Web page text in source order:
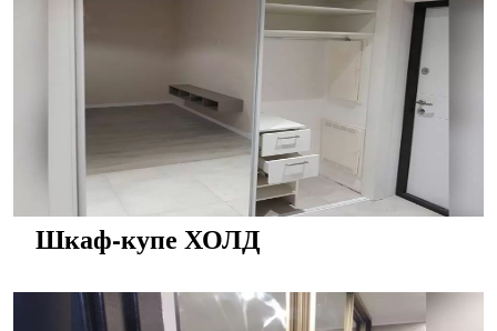
Шкаф-купе ХОЛД